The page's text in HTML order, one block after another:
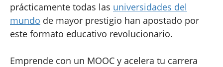
prácticamente todas las universidades del
mundo de mayor prestigio han apostado por
este formato educativo revolucionario.
Emprende con un MOOC y acelera tu carrera